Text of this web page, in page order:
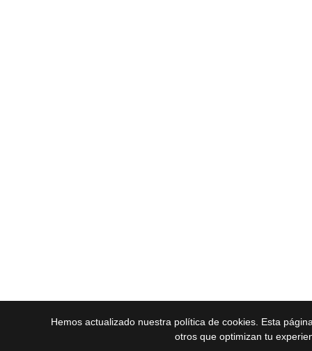
Hemos actualizado nuestra política de cookies. Esta
otros que optimizan tu